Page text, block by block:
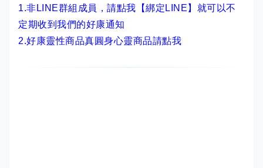
1.非LINE群組成員， 請點我【綁定LINE】 就可以不
定期收到我們的好康通知
2.好康靈性商品真圓身心靈商品請點我